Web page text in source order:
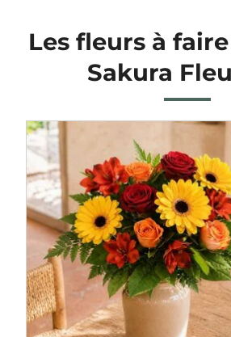
Les fleurs à
Sakura